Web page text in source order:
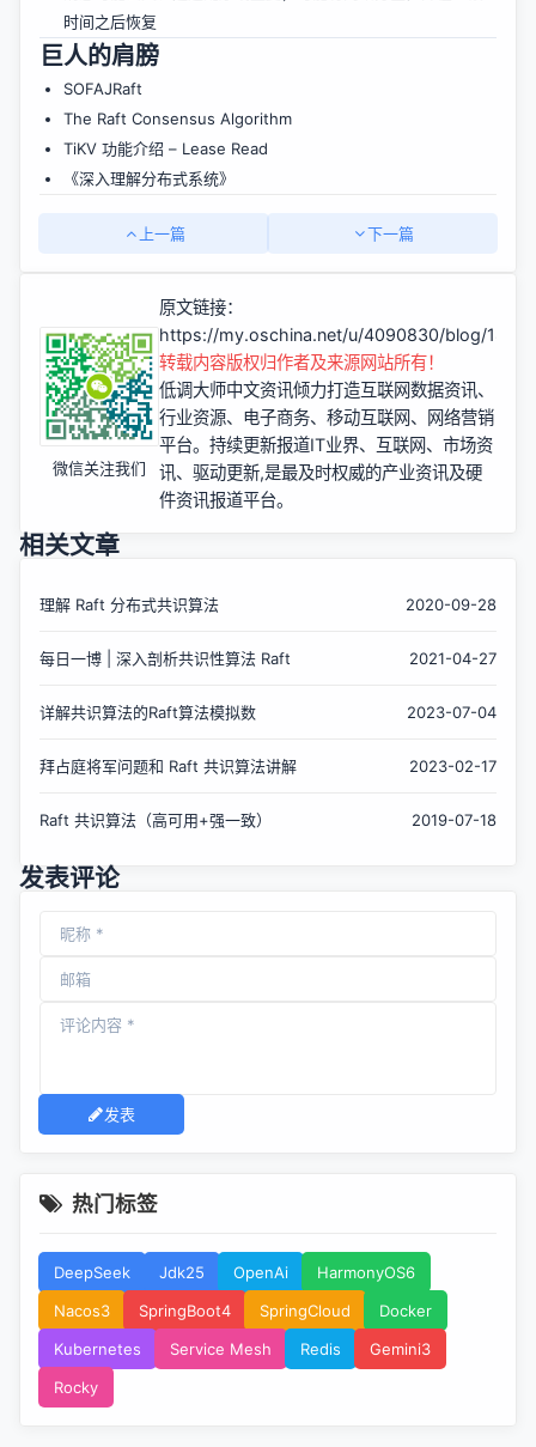
时间之后恢复
巨人的肩膀
SOFAJRaft
The Raft Consensus Algorithm
TiKV 功能介绍 – Lease Read
《深入理解分布式系统》
上一篇 下一篇
微信关注我们
原文链接：
https://my.oschina.net/u/4090830/blog/
转载内容版权归作者及来源网站所有！
低调大师中文资讯倾力打造互联网数据资讯、
行业资源、电子商务、移动互联网、网络营销
平台。持续更新报道IT业界、互联网、市场资
讯、驱动更新,是最及时权威的产业资讯及硬
件资讯报道平台。
相关文章
理解 Raft 分布式共识算法 2020-09-28
每日一博 | 深入剖析共识性算法 Raft 2021-04-27
详解共识算法的Raft算法模拟数 2023-07-04
拜占庭将军问题和 Raft 共识算法讲解 2023-02-17
Raft 共识算法（高可用+强一致） 2019-07-18
发表评论
发表
热门标签
DeepSeek Jdk25 OpenAi
HarmonyOS6
Nacos3
SpringBoot4 SpringCloud
Docker
Kubernetes
Service Mesh Redis
Gemini3
Rocky